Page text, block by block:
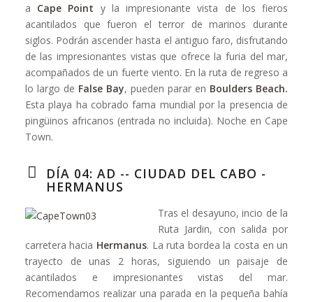
a Cape Point y la impresionante vista de los fieros
acantilados que fueron el terror de marinos durante
siglos. Podrán ascender hasta el antiguo faro, disfrutando
de las impresionantes vistas que ofrece la furia del mar,
acompañados de un fuerte viento. En la ruta de regreso a
lo largo de False Bay, pueden parar en Boulders Beach.
Esta playa ha cobrado fama mundial por la presencia de
pingüinos africanos (entrada no incluida). Noche en Cape
Town.
DÍA 04: AD -- CIUDAD DEL CABO -
HERMANUS
Tras el desayuno, incio de la
Ruta Jardin, con salida por
carretera hacia Hermanus. La ruta bordea la costa en un
trayecto de unas 2 horas, siguiendo un paisaje de
acantilados e impresionantes vistas del mar.
Recomendamos realizar una parada en la pequeña bahía